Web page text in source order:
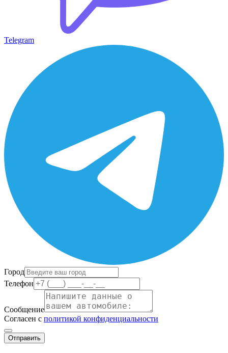
Telegram
Город
Телефон
Сообщение
Согласен с политикой конфиденциальности
Отправить